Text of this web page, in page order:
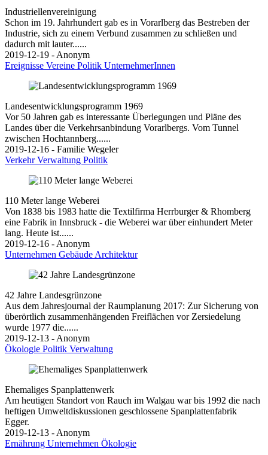
Industriellenvereinigung
Schon im 19. Jahrhundert gab es in Vorarlberg das Bestreben der
Industrie, sich zu einem Verbund zusammen zu schließen und
dadurch mit lauter......
2019-12-19 - Anonym
Ereignisse Vereine Politik UnternehmerInnen
Landesentwicklungsprogramm 1969
Vor 50 Jahren gab es interessante Überlegungen und Pläne des
Landes über die Verkehrsanbindung Vorarlbergs. Vom Tunnel
zwischen Hochtannberg......
2019-12-16 - Familie Wegeler
VerkehrVerwaltung Politik
110 Meter lange Weberei
Von 1838 bis 1983 hatte die Textilfirma Herrburger & Rhomberg
eine Fabrik in Innsbruck - die Weberei war über einhundert Meter
lang. Heute ist......
2019-12-16 - Anonym
Unternehmen Gebäude Architektur
42 Jahre Landesgrünzone
Aus dem Jahresjournal der Raumplanung 2017: Zur Sicherung von
überörtlich zusammenhängenden Freiflächen vor Zersiedelung
wurde 1977 die......
2019-12-13 - Anonym
Ökologie Politik Verwaltung
Ehemaliges Spanplattenwerk
Am heutigen Standort von Rauch im Walgau war bis 1992 die nach
heftigen Umweltdiskussionen geschlossene Spanplattenfabrik
Egger.
2019-12-13 - Anonym
Ernährung Unternehmen Ökologie